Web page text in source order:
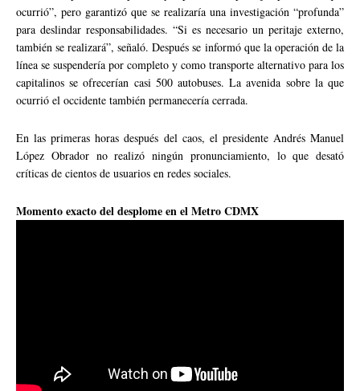
ocurrió”, pero garantizó que se realizaría una investigación “profunda”
para deslindar responsabilidades. “Si es necesario un peritaje externo,
también se realizará”, señaló. Después se informó que la operación de la
línea se suspendería por completo y como transporte alternativo para los
capitalinos se ofrecerían casi 500 autobuses. La avenida sobre la que
ocurrió el occidente también permanecería cerrada.
En las primeras horas después del caos, el presidente Andrés Manuel
López Obrador no realizó ningún pronunciamiento, lo que desató
críticas de cientos de usuarios en redes sociales.
Momento exacto del desplome en el Metro CDMX